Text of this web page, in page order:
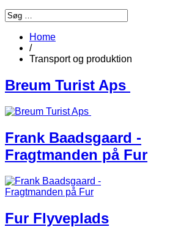
Home
/
Transport og produktion
Breum Turist Aps
Frank Baadsgaard -
Fragtmanden på Fur
Fur Flyveplads